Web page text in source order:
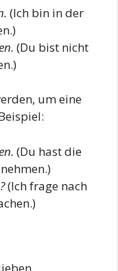
(Ich bin in der
(Du bist nicht
um eine
(Du hast die
(Ich frage nach